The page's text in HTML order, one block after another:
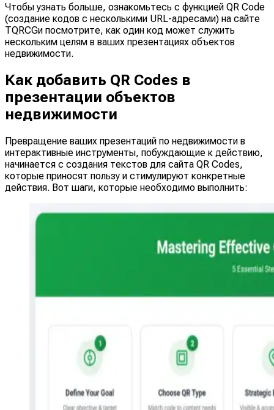
Чтобы узнать больше, ознакомьтесь с функцией QR Code
(создание кодов с несколькими URL-адресами) на сайте
TQRCGи посмотрите, как один код может служить
нескольким целям в ваших презентациях объектов
недвижимости.
Как добавить QR Codes в
презентации объектов
недвижимости
Превращение ваших презентаций по недвижимости в
интерактивные инструменты, побуждающие к действию,
начинается с создания текстов для сайта QR Codes,
которые приносят пользу и стимулируют конкретные
действия. Вот шаги, которые необходимо выполнить: